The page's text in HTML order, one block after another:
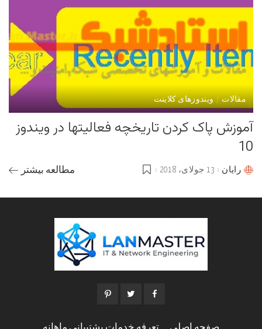
مقالات ویندوزهای کلاینت
آموزش پاک کردن تاریخچه فعالیتها در ویندوز
10
Postedرایان 13 جولای، 2018 مطالعه بیشتر